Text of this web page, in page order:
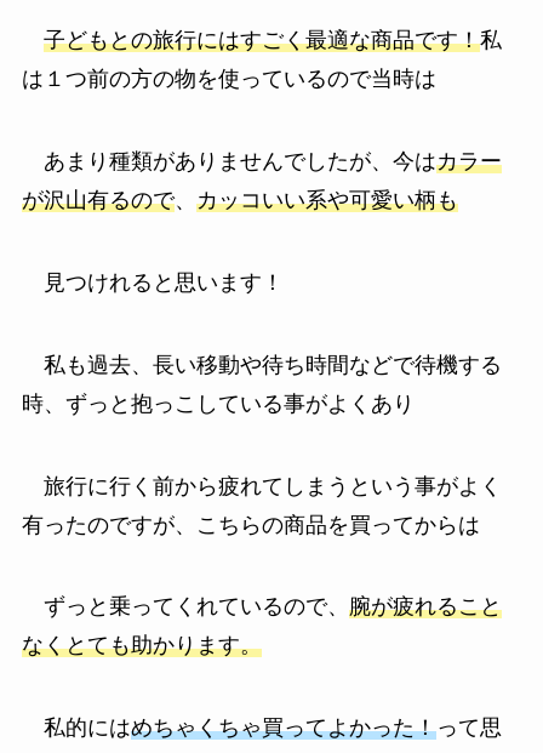
子どもとの旅行にはすごく最適な商品です！私
は１つ前の方の物を使っているので当時は
あまり種類がありませんでしたが、今はカラー
が沢山有るので、 カッコいい系や可愛い柄も
見つけれると思います！
私も過去、長い移動や待ち時間などで待機する
時、ずっと抱っこしている事がよくあり
旅行に行く前から疲れてしまう という事がよく
有ったのですが、こちらの商品を買ってからは
ずっと乗ってくれているので、 腕が疲れること
なくとても助かります。
私的にはめちゃくちゃ買ってよかった！って思